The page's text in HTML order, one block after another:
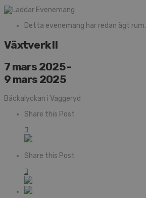
Detta evenemang har redan ägt rum.
Växtverk II
7 mars 2025-
9 mars 2025
Bäckalyckan i Vaggeryd
Share this Post
Share this Post